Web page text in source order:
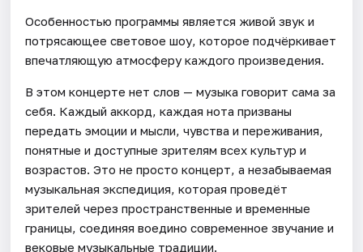
Особенностью программы является живой звук и
потрясающее световое шоу, которое подчёркивает
впечатляющую атмосферу каждого произведения.
В этом концерте нет слов — музыка говорит сама за
себя. Каждый аккорд, каждая нота призваны
передать эмоции и мысли, чувства и переживания,
понятные и доступные зрителям всех культур и
возрастов. Это не просто концерт, а незабываемая
музыкальная экспедиция, которая проведёт
зрителей через пространственные и временные
границы, соединяя воедино современное звучание и
вековые музыкальные традиции.